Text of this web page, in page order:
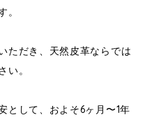
。
ただき、天然皮革ならでは
い。
として、およそ6ヶ月〜1年